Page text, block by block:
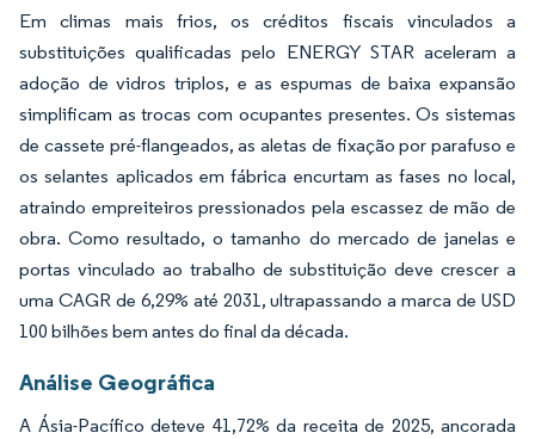
Em climas mais frios, os créditos fiscais vinculados a
substituições qualificadas pelo ENERGY STAR aceleram a
adoção de vidros triplos, e as espumas de baixa expansão
simplificam as trocas com ocupantes presentes. Os sistemas
de cassete pré-flangeados, as aletas de fixação por parafuso e
os selantes aplicados em fábrica encurtam as fases no local,
atraindo empreiteiros pressionados pela escassez de mão de
obra. Como resultado, o tamanho do mercado de janelas e
portas vinculado ao trabalho de substituição deve crescer a
uma CAGR de 6,29% até 2031, ultrapassando a marca de USD
100 bilhões bem antes do final da década.
Análise Geográfica
A Ásia-Pacífico deteve 41,72% da receita de 2025, ancorada